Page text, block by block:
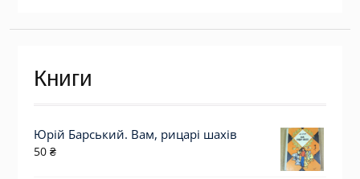
Книги
Юрій Барський. Вам, рицарі шахів
50 ₴